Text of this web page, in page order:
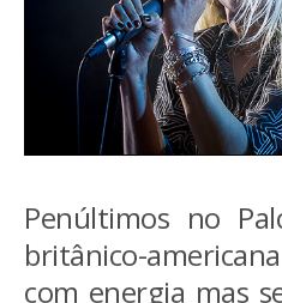
Penúltimos no
britânico-
com energia mas